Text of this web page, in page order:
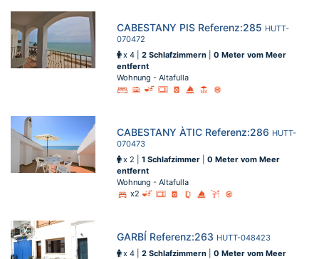
CABESTANY PIS Referenz:285 HUTT-
070472
x 4 |2 Schlafzimmern |0 Meter vom Meer
entfernt
Wohnung - Altafulla
CABESTANY ÀTIC Referenz:286 HUTT-
070473
x 2 |1 Schlafzimmer |0 Meter vom Meer
entfernt
Wohnung - Altafulla
x2
GARBÍ Referenz:263 HUTT-048423
x 4 |2 Schlafzimmern |0 Meter vom Meer